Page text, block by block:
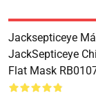
Jacksepticeye
JackSepticeye
Flat Mask